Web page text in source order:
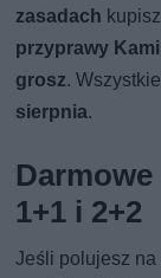
zasadach
przyprawy
grosz.
sierpnia.
1+1 i 2+2
Jeśli polujesz na